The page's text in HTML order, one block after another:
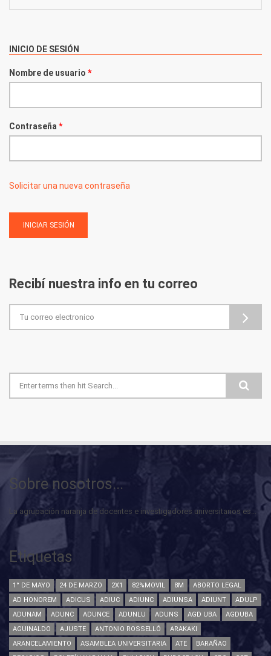
INICIO DE SESIÓN
Nombre de usuario *
Contraseña*
Solicitar una nueva contraseña
Recibí nuestra info en tu correo
Formulario de búsqueda
Sobre nosotros...
La agrupación naranja de docentes e investigadores universitarios es...
Etiquetas
1° DE MAYO 24 DE MARZO 2X1 82%MOVIL 8M
ABORTO LEGAL
AD HONOREM
ADICUS ADIUC ADIUNC ADIUNSA ADIUNT
ADULP
ADUNAM
ADUNC ADUNCE ADUNLU ADUNS AGD UBA
AGDUBA
AGUINALDO
AJUSTE ANTONIO ROSSELLÓ
ARAKAKI
ARANCELAMIENTO
ASAMBLEA UNIVERSITARIA ATE
BARAÑAO